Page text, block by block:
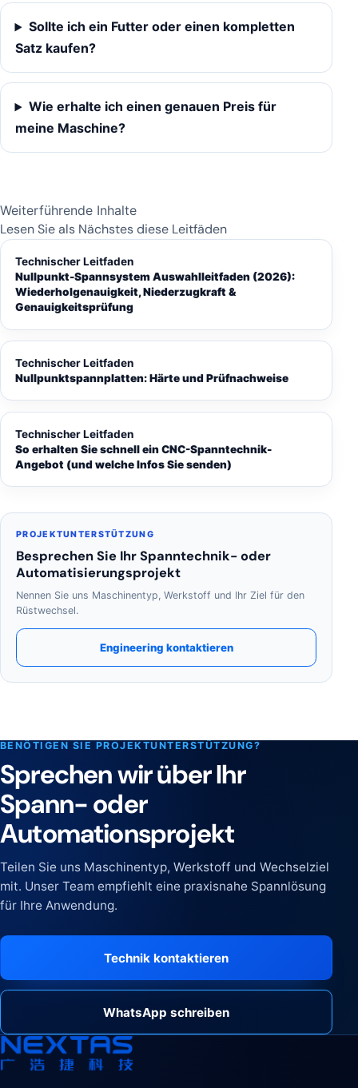
PROJEKTUNTERSTÜTZUNG
Besprechen Sie Ihr Spanntechnik- oder
Automatisierungsprojekt
Nennen Sie uns Maschinentyp, Werkstoff und Ihr Ziel für den
Rüstwechsel.
Engineering kontaktieren
Sollte ich ein Futter oder einen kompletten
Satz kaufen?
Wie erhalte ich einen genauen Preis für
meine Maschine?
Weiterführende Inhalte
Lesen Sie als Nächstes diese Leitfäden
Technischer Leitfaden
Nullpunkt-Spannsystem Auswahlleitfaden (2026):
Wiederholgenauigkeit, Niederzugkraft &
Genauigkeitsprüfung
Technischer Leitfaden
Nullpunktspannplatten: Härte und Prüfnachweise
Technischer Leitfaden
So erhalten Sie schnell ein CNC-Spanntechnik-
Angebot (und welche Infos Sie senden)
BENÖTIGEN SIE PROJEKTUNTERSTÜTZUNG?
Sprechen wir über Ihr
Spann- oder
Automationsprojekt
Teilen Sie uns Maschinentyp, Werkstoff und Wechselziel
mit. Unser Team empfiehlt eine praxisnahe Spannlösung
für Ihre Anwendung.
Technik kontaktieren
WhatsApp schreiben